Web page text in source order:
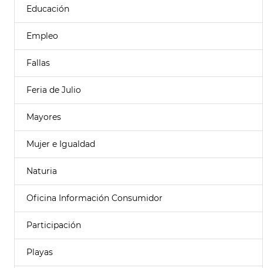
Educación
Empleo
Fallas
Feria de Julio
Mayores
Mujer e Igualdad
Naturia
Oficina Información Consumidor
Participación
Playas